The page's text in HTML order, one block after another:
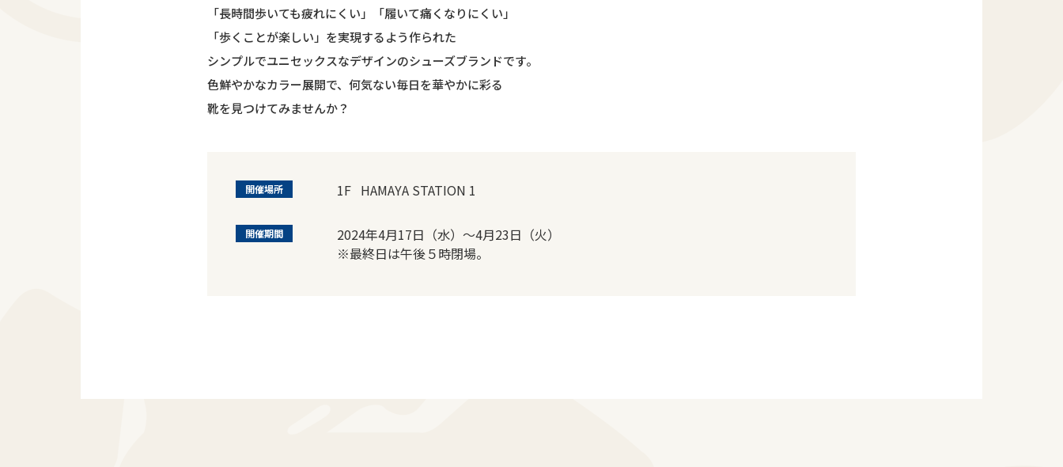
「長時間歩いても疲れにくい」「履いて痛くなりにくい」
「歩くことが楽しい」を実現するよう作られた
シンプルでユニセックスなデザインのシューズブランドです。
色鮮やかなカラー展開で、何気ない毎日を華やかに彩る
靴を見つけてみませんか？
開催場所 1F HAMAYA STATION 1
開催期間
2024年4月17日（水）～4月23日（火）
※最終日は午後５時閉場。